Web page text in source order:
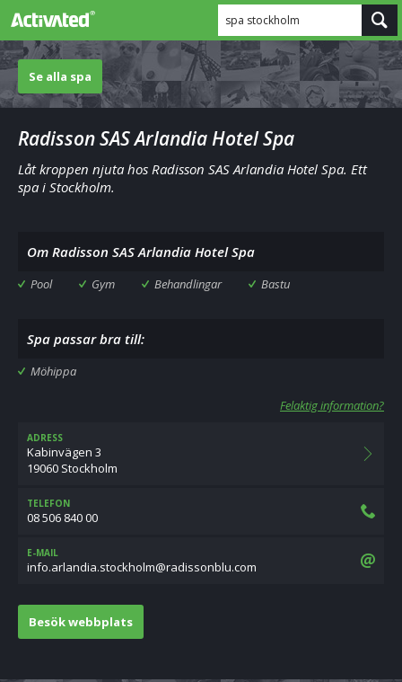
spa stockholm
Se alla spa
Radisson SAS Arlandia Hotel Spa
Låt kroppen njuta hos Radisson SAS Arlandia Hotel Spa. Ett
spa i Stockholm.
Om Radisson SAS Arlandia Hotel Spa
Pool Gym Behandlingar Bastu
Spa passar bra till:
Möhippa
Felaktig information?
ADRESS
Kabinvägen 3
19060 Stockholm
TELEFON
08 506 840 00
E-MAIL
moc.ulbnossidar@mlohkcots.aidnalra.ofni
Besök webbplats